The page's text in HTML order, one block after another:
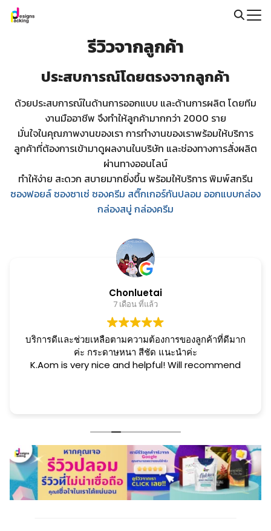
Skip
รีวิวจากลูกค้า
ประสบการณ์โดยตรงจากลูกค้า
ด้วยประสบการณ์ในด้านการออกแบบ และด้านการผลิต โดยทีม
งานมืออาชีพ จึงทำให้ลูกค้ามากกว่า 2000 ราย
มั่นใจในคุณภาพงานของเรา การทำงานของเราพร้อมให้บริการ
ลูกค้าที่ต้องการเข้ามาดูผลงานในบริษัท และช่องทางการสั่งผลิต
ผ่านทางออนไลน์
ทำให้ง่าย สะดวก สบายมากยิ่งขึ้น พร้อมให้บริการ พิมพ์สกรีน
ซองฟอยล์ ซองซาเซ่ ซองครีม สติ๊กเกอร์กันปลอม ออกแบบกล่อง
กล่องสบู่ กล่องครีม
Chonluetai
7 เดือน ที่แล้ว
บริการดีและช่วยเหลือตามความต้องการของลูกค้าที่ดีมาก
ค่ะ กระดาษหนา สีชัด แนะนำค่ะ
K.Aom is very nice and helpful! Will recommend